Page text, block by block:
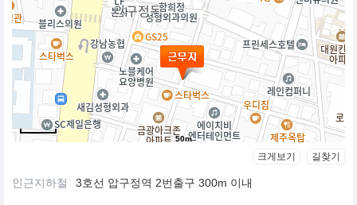
50m
크게보기 길찾기
인근지하철 3호선 압구정역 2번출구 300m 이내